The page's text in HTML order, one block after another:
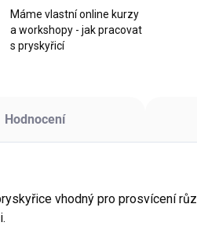
Máme vlastní online kurzy
a workshopy - jak pracovat
s pryskyřicí
Hodnocení
vhodný pro prosvícení